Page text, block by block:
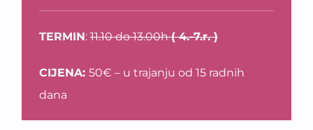
TERMIN:11.10 do 13.00h( 4.-7.r. )
CIJENA: 50€ – u trajanju od 15 radnih
dana